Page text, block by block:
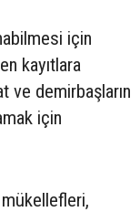
için
kayıtlara
ve demirbaşların
için